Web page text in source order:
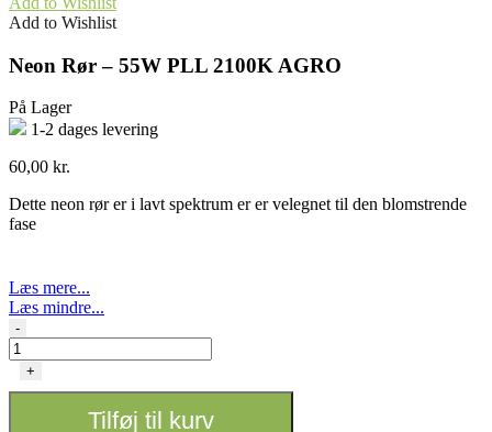
Add to Wishlist
Neon Rør – 55W PLL 2100K AGRO
På Lager
1-2 dages levering
60,00 kr.
Dette neon rør er i lavt spektrum er er velegnet til den blomstrende
fase
Læs mere...
Læs mindre...
Neon
Rør
-
-
+
Tilføj til kurv